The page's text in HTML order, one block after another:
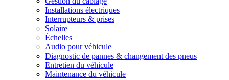
Installations électriques
Interrupteurs & prises
Solaire
Échelles
Audio pour véhicule
Diagnostic de pannes & changement des pneus
Entretien du véhicule
Maintenance du véhicule